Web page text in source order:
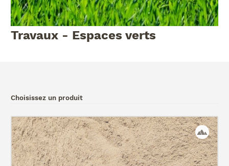
Travaux - Espaces verts
Choisissez un produit